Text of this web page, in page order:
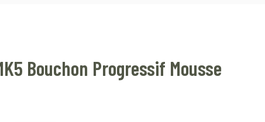
Bouchon Progressif Mousse